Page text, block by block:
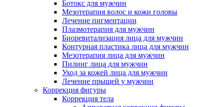
Ботокс для мужчин
Мезотерапия волос и кожи головы
Лечение пигментации
Плазмотерапия для мужчин
Биоревитализация лица для мужчин
Контурная пластика лица для мужчин
Мезотерапия лица для мужчин
Пилинг лица для мужчин
Уход за кожей лица для мужчин
Лечение прыщей у мужчин
Коррекция фигуры
Коррекция тела